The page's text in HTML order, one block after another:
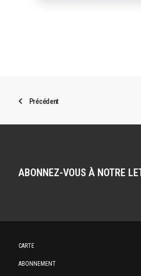
Précédent
ABONNEZ-VOUS À NOTRE
CARTE
ABONNEMENT